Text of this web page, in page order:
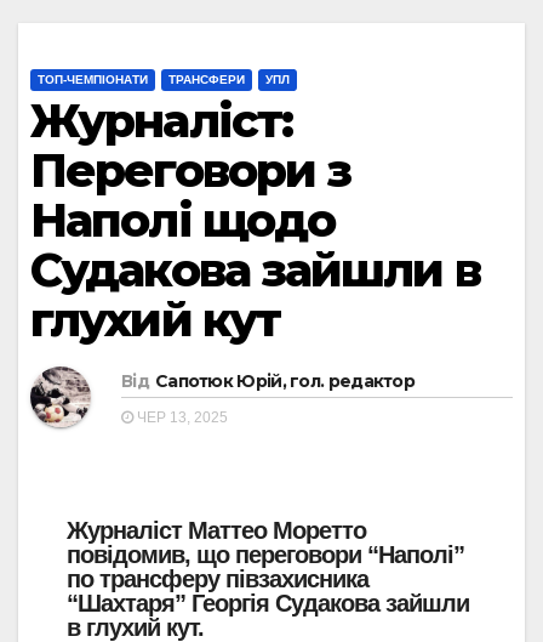
ТОП-ЧЕМПІОНАТИ ТРАНСФЕРИ УПЛ
Журналіст:
Переговори з
Наполі щодо
Судакова зайшли в
глухий кут
Від Сапотюк Юрій, гол. редактор
ЧЕР 13, 2025
Журналіст Маттео Моретто
повідомив, що переговори “Наполі”
по трансферу півзахисника
“Шахтаря” Георгія Судакова зайшли
в глухий кут.